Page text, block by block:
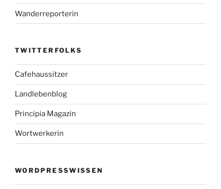
Wanderreporterin
TWITTERFOLKS
Cafehaussitzer
Landlebenblog
Principia Magazin
Wortwerkerin
WORDPRESSWISSEN